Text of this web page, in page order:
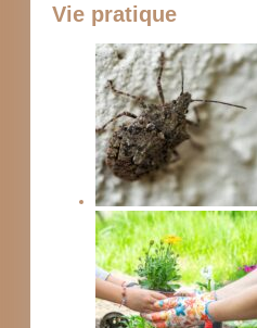
Vie pratique